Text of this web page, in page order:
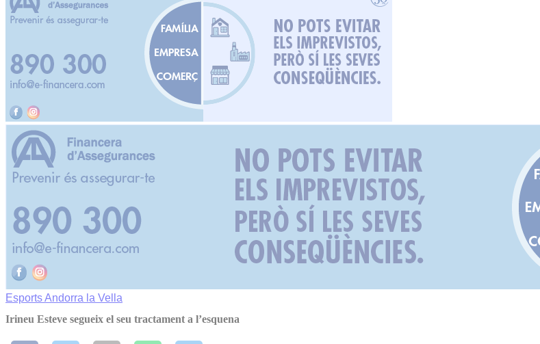
EsportsAndorra la Vella
Irineu Esteve segueix el seu tractament a l’esquena